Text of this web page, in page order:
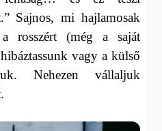
Sajnos, mi hajlamosak
rosszért (még a saját
vagy a külső
Nehezen vállaljuk